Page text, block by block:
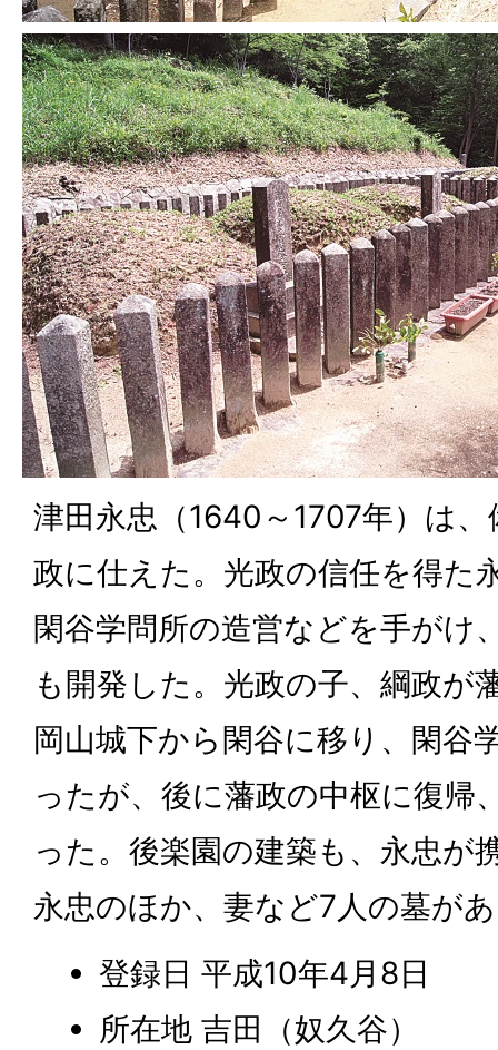
津田永忠（1640～1707年）は
政に仕えた。光政の信任を得た
閑谷学問所の造営などを手がけ
も開発した。光政の子、綱政が
岡山城下から閑谷に移り、閑谷
ったが、後に藩政の中枢に復帰
った。後楽園の建築も、永忠が
永忠のほか、妻など7人の墓が
登録日 平成10年4月8日
所在地 吉田（奴久谷）